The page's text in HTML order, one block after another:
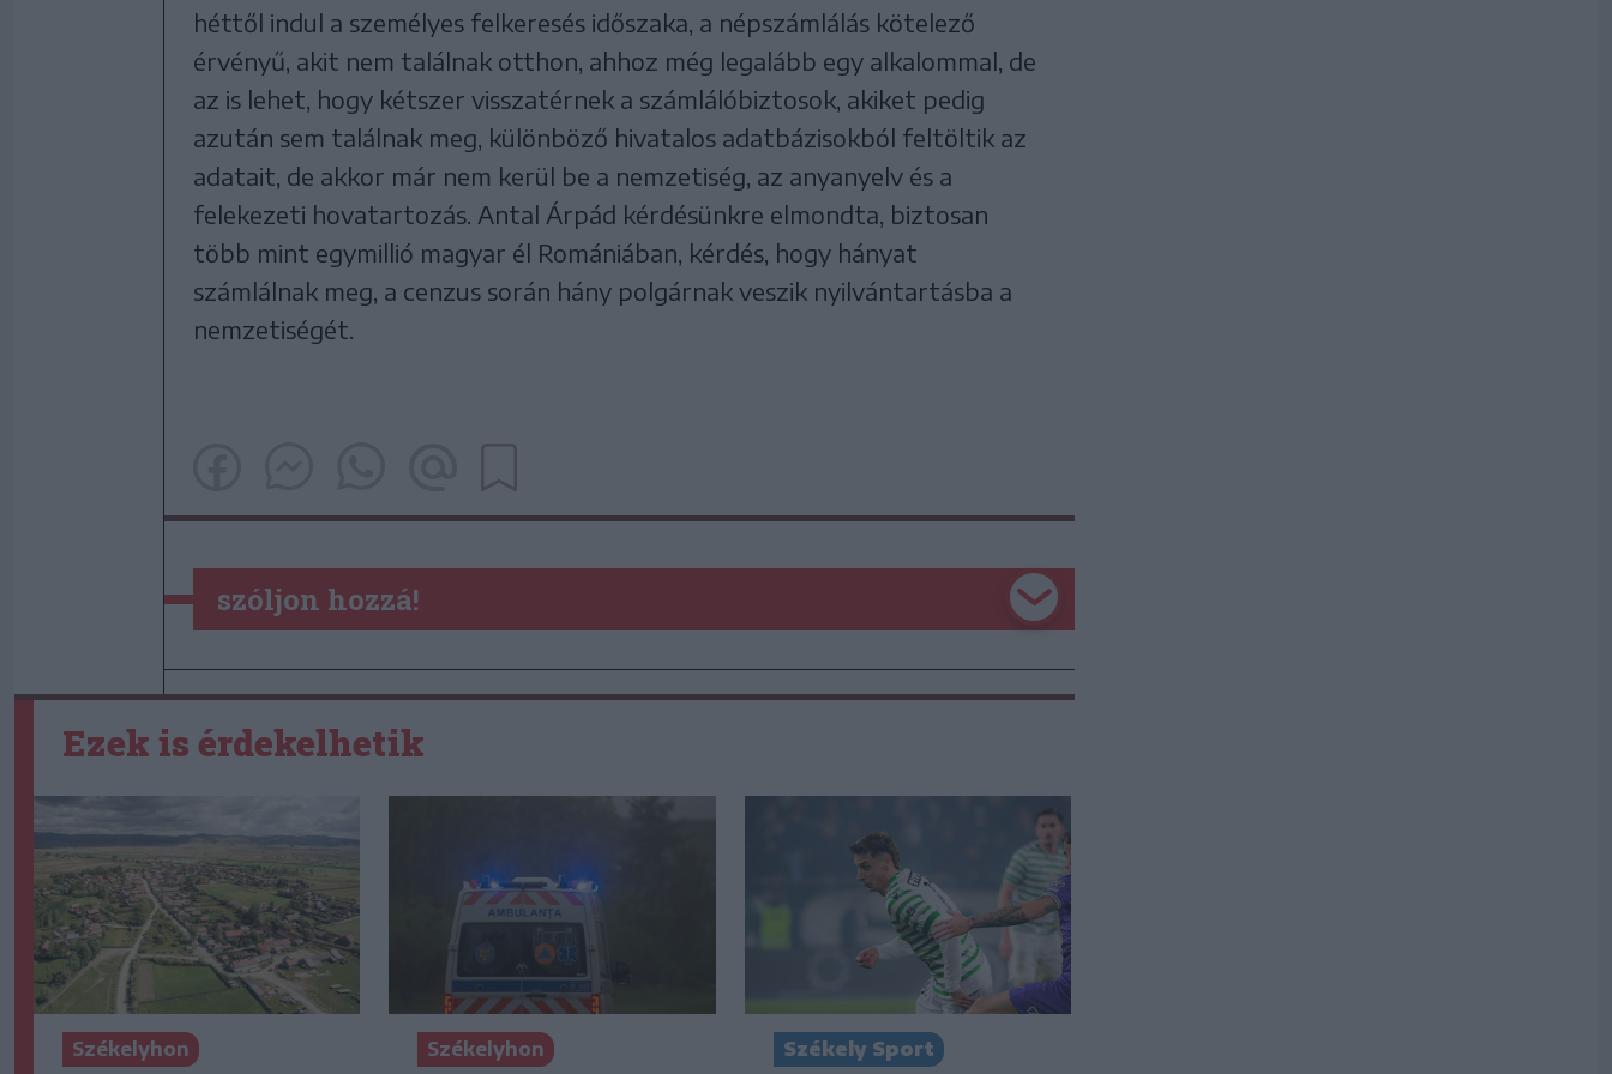
héttől indul a személyes felkeresés időszaka, a népszámlálás kötelező
érvényű, akit nem találnak otthon, ahhoz még legalább egy alkalommal, de
az is lehet, hogy kétszer visszatérnek a számlálóbiztosok, akiket pedig
azután sem találnak meg, különböző hivatalos adatbázisokból feltöltik az
adatait, de akkor már nem kerül be a nemzetiség, az anyanyelv és a
felekezeti hovatartozás. Antal Árpád kérdésünkre elmondta, biztosan
több mint egymillió magyar él Romániában, kérdés, hogy hányat
számlálnak meg, a cenzus során hány polgárnak veszik nyilvántartásba a
nemzetiségét.
szóljon hozzá!
Ezek is érdekelhetik
Székelyhon Székelyhon Székely Sport